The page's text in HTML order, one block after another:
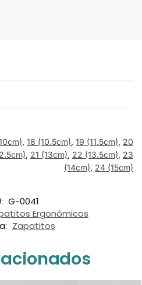
, 18 (10.5cm), 19 (11.5cm), 20
, 21 (13cm), 22 (13.5cm), 23
(14cm), 24 (15cm)
G-0041
Ergonómicos
Zapatitos